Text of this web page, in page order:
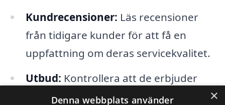
Kundrecensioner: Läs recensioner
från tidigare kunder för att få en
uppfattning om deras servicekvalitet.
Utbud: Kontrollera att de erbjuder
olika typer av markiser, inklusive
×
Denna webbplats använder